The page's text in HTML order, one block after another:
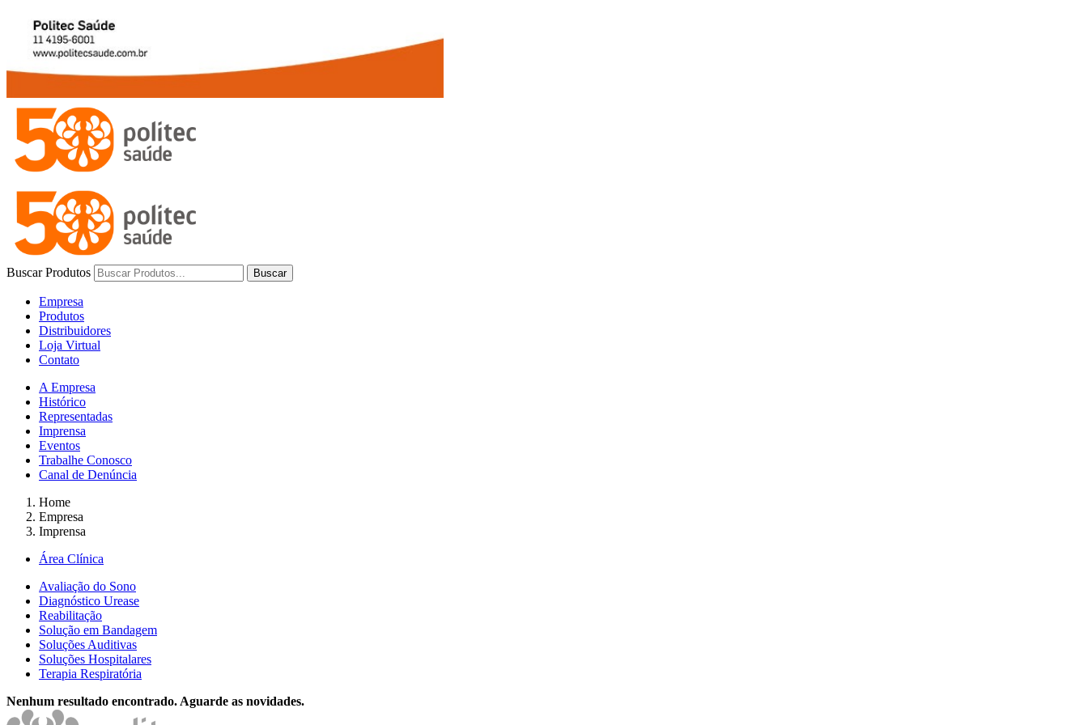
Buscar Produtos Buscar
Empresa
Produtos
Distribuidores
Loja Virtual
Contato
A Empresa
Histórico
Representadas
Imprensa
Eventos
Trabalhe Conosco
Canal de Denúncia
Home
Empresa
Imprensa
Área Clínica
Avaliação do Sono
Diagnóstico Urease
Reabilitação
Solução em Bandagem
Soluções Auditivas
Soluções Hospitalares
Terapia Respiratória
Nenhum resultado encontrado. Aguarde as novidades.